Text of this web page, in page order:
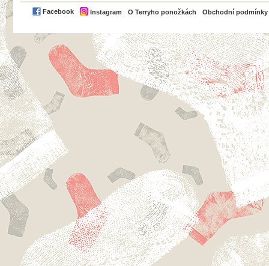
Facebook Instagram O Terryho ponožkách Obchodní podmínky
PayPal